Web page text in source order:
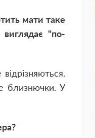
мати таке
"по-
близнючки. У